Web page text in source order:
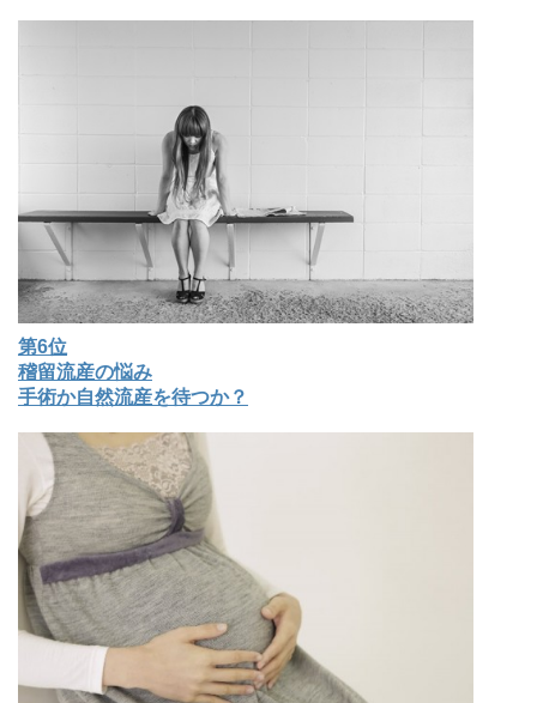
第6位
稽留流産の悩み
手術か自然流産を待つか？